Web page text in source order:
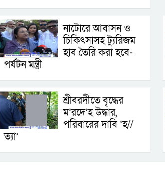
নাটোরে আবাসন ও
চিকিৎসাসহ ট্যুরিজম
হাব তৈরি করা হবে-
পর্যটন মন্ত্রী
শ্রীবরদীতে বৃদ্ধের
ম’রদে’হ উদ্ধার,
পরিবারের দাবি ‘হ//
ত্যা’